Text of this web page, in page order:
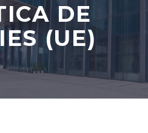
DE
(UE)